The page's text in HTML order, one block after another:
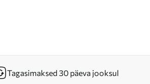
Tagasimaksed 30 päeva jooksul